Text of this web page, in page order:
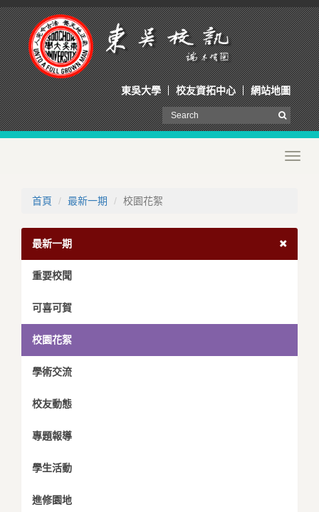
東吳大學 校友資拓中心 網站地圖
首頁 最新一期 校園花絮
最新一期
重要校聞
可喜可賀
校園花絮
學術交流
校友動態
專題報導
學生活動
進修園地